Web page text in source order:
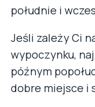
południe i
Jeśli zależy Ci
wypoczynku,
późnym
dobre miejsce i